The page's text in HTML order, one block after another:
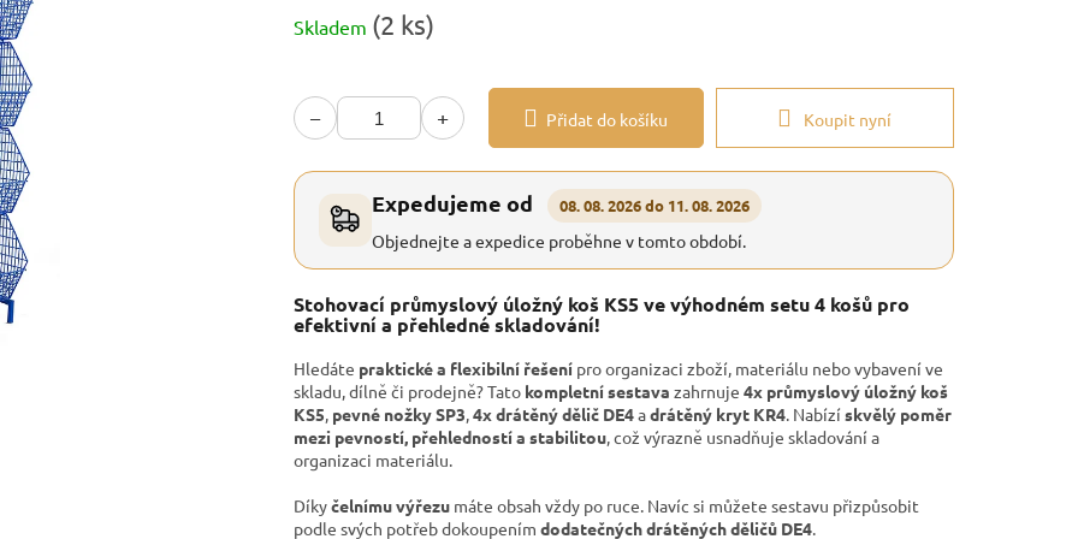
cena:
Skladem (2 ks)
− + Přidat do košíku Koupit nyní
Expedujeme od 08. 08. 2026 do 11. 08. 2026
Objednejte a expedice proběhne v tomto období.
Stohovací průmyslový úložný koš KS5 ve výhodném setu 4 košů pro
efektivní a přehledné skladování!
Hledáte praktické a flexibilní řešení pro organizaci zboží, materiálu nebo vybavení ve
skladu, dílně či prodejně? Tato kompletní sestava zahrnuje 4x průmyslový úložný koš
KS5, pevné nožky SP3,4x drátěný dělič DE4adrátěný kryt KR4. Nabízí skvělý poměr
mezi pevností, přehledností a stabilitou, což výrazně usnadňuje skladování a
organizaci materiálu.
Díkyčelnímu výřezu máte obsah vždy po ruce. Navíc si můžete sestavu přizpůsobit
podle svých potřeb dokoupením dodatečných drátěných děličů DE4.